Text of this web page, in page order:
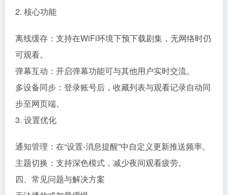
2. 核心功能
离线缓存：支持在WiFi环境下预下载剧集，无网络时仍
可观看。
弹幕互动：开启弹幕功能可与其他用户实时交流。
多设备同步：登录账号后，收藏列表与观看记录自动同
步至网页端。
3. 设置优化
通知管理：在“设置-消息提醒”中自定义更新推送频率。
主题切换：支持深色模式，减少夜间观看疲劳。
四、常见问题与解决方案